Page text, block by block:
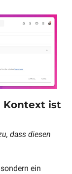
Kontext ist
dass diesen
ein